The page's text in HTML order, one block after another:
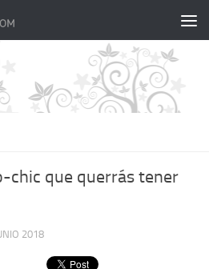
chic que querrás tener
2018